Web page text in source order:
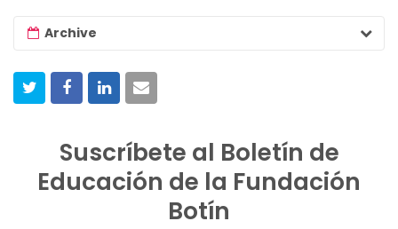
i
Archive
Suscríbete al Boletín de
Educación de la Fundación
Botín